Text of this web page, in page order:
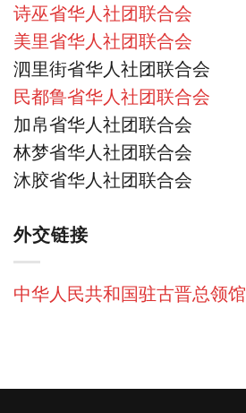
诗巫省华人社团联合会
美里省华人社团联合会
泗里街省华人社团联合会
民都鲁省华人社团联合会
加帛省华人社团联合会
林梦省华人社团联合会
沐胶省华人社团联合会
外交链接
中华人民共和国驻古晋总领馆